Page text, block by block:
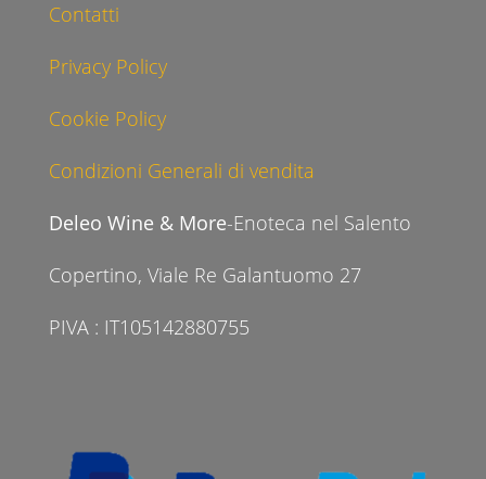
Contatti
Privacy Policy
Cookie Policy
Condizioni Generali di vendita
Deleo Wine & More-Enoteca nel Salento
Copertino, Viale Re Galantuomo 27
PIVA : IT105142880755